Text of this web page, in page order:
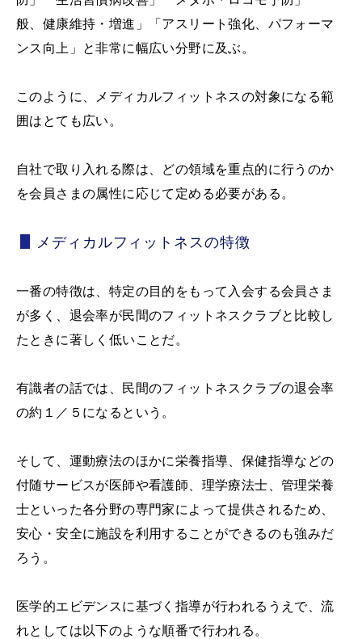
般、健康維持・増進」「アスリート強化、パフォーマ
ンス向上」と非常に幅広い分野に及ぶ。
このように、メディカルフィットネスの対象になる範
囲はとても広い。
自社で取り入れる際は、どの領域を重点的に行うのか
を会員さまの属性に応じて定める必要がある。
メディカルフィットネスの特徴
一番の特徴は、特定の目的をもって入会する会員さま
が多く、退会率が民間のフィットネスクラブと比較し
たときに著しく低いことだ。
有識者の話では、民間のフィットネスクラブの退会率
の約１／５になるという。
そして、運動療法のほかに栄養指導、保健指導などの
付随サービスが医師や看護師、理学療法士、管理栄養
士といった各分野の専門家によって提供されるため、
安心・安全に施設を利用することができるのも強みだ
ろう。
医学的エビデンスに基づく指導が行われるうえで、流
れとしては以下のような順番で行われる。